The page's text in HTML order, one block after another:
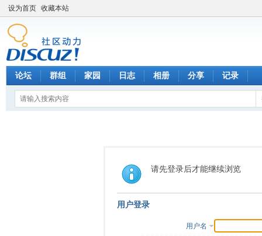
设为首页 收藏本站
论坛 群组 家园 日志 相册 分享 记录
请先登录后才能继续浏览
用户登录
用户名